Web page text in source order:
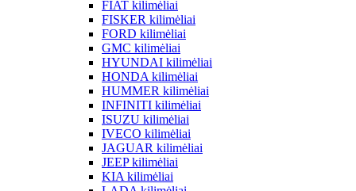
FIAT kilimėliai
FISKER kilimėliai
FORD kilimėliai
GMC kilimėliai
HYUNDAI kilimėliai
HONDA kilimėliai
HUMMER kilimėliai
INFINITI kilimėliai
ISUZU kilimėliai
IVECO kilimėliai
JAGUAR kilimėliai
JEEP kilimėliai
KIA kilimėliai